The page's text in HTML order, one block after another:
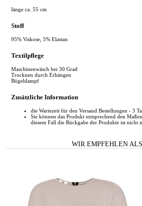
länge ca. 55 cm
Stoff
95% Viskose, 5% Elastan
Textilpflege
Maschinenwäsch bei 30 Grad
Trocknen durch Erhängen
Bügeldampf
Zusätzliche Information
die Wartezeit für den Versand Bestellungen - 3
Sie können das Produkt entsprechend den
diesem Fall die Rückgabe der Produkte ist nicht
WIR EMPFEHLEN